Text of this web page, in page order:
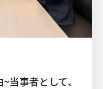
当事者として、